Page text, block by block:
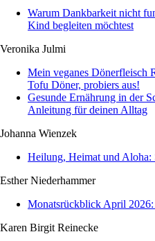
Warum Dankbarkeit nicht
Kind begleiten möchtest
Veronika Julmi
Mein veganes Dönerfleisch
Tofu Döner, probiers aus!
Gesunde Ernährung in der
Anleitung für deinen Alltag
Johanna Wienzek
Heilung, Heimat und
Esther Niederhammer
Monatsrückblick April
Karen Birgit Reinecke